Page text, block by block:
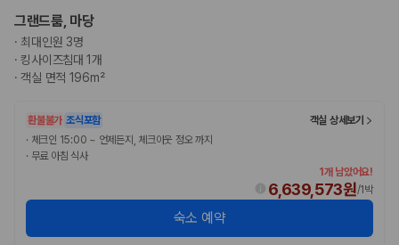
그랜드룸, 마당
· 최대인원 3명
·킹사이즈침대 1개
·객실 면적 196m²
환불불가 조식포함
객실 상세보기
· 체크인 15:00 ~ 언제든지, 체크아웃 정오 까지
· 무료 아침 식사
1개 남았어요!
6,639,573원/1박
숙소 예약